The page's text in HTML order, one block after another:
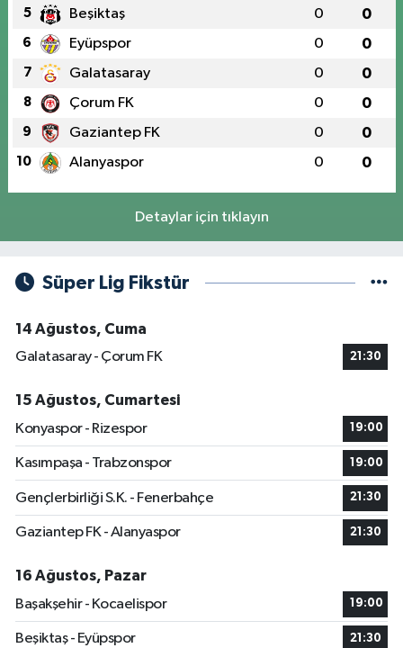
5 Beşiktaş 0 0
6 Eyüpspor 0 0
7 Galatasaray 0 0
8 Çorum FK 0 0
9 Gaziantep FK 0 0
10 Alanyaspor 0 0
Detaylar için tıklayın
Süper Lig Fikstür
14 Ağustos, Cuma
Galatasaray - Çorum FK
21:30
15 Ağustos, Cumartesi
Konyaspor - Rizespor
19:00
Kasımpaşa - Trabzonspor 19:00
Gençlerbirliği S.K. - Fenerbahçe 21:30
Gaziantep FK - Alanyaspor 21:30
16 Ağustos, Pazar
Başakşehir - Kocaelispor
19:00
Beşiktaş - Eyüpspor 21:30